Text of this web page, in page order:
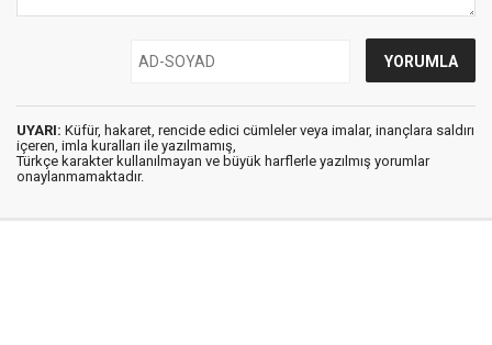
UYARI: Küfür, hakaret, rencide edici cümleler veya imalar, inançlara saldırı
içeren, imla kuralları ile yazılmamış,
Türkçe karakter kullanılmayan ve büyük harflerle yazılmış yorumlar
onaylanmamaktadır.